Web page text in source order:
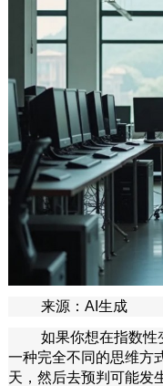
来源：AI生成
如果你想在指数性
一种完全不同的思维方
天，然后去预判可能发